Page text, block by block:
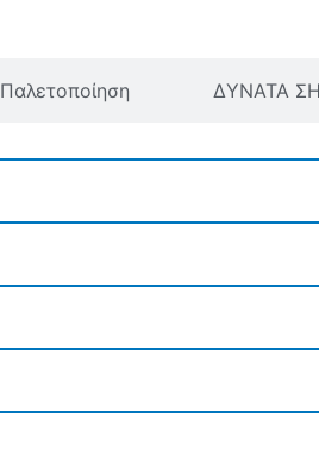
Παλετοποίηση ΔΥΝΑΤΑ